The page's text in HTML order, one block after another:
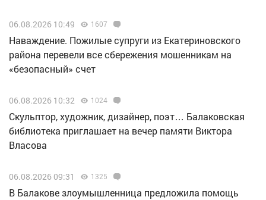
06.08.2026 10:49 1607
Наваждение. Пожилые супруги из Екатериновского
района перевели все сбережения мошенникам на
«безопасный» счет
06.08.2026 10:32 1024
Скульптор, художник, дизайнер, поэт… Балаковская
библиотека приглашает на вечер памяти Виктора
Власова
06.08.2026 09:31 1325
В Балакове злоумышленница предложила помощь